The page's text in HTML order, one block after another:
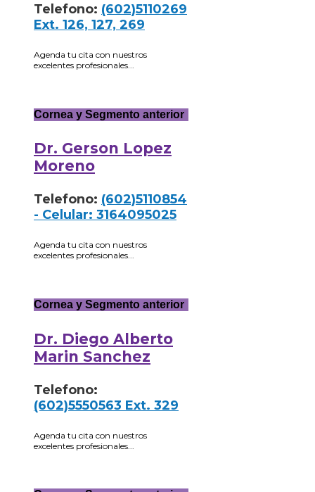
Telefono: (602)5110269
Ext. 126, 127, 269
Agenda tu cita con nuestros
excelentes profesionales...
Cornea y Segmento anterior
Dr. Gerson Lopez
Moreno
Telefono: (602)5110854
- Celular: 3164095025
Agenda tu cita con nuestros
excelentes profesionales...
Cornea y Segmento anterior
Dr. Diego Alberto
Marin Sanchez
Telefono:
(602)5550563 Ext. 329
Agenda tu cita con nuestros
excelentes profesionales...